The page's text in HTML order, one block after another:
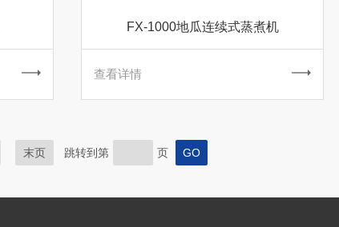
FX-1000地瓜连续式蒸煮机
查看详情
末页 跳转到第 页